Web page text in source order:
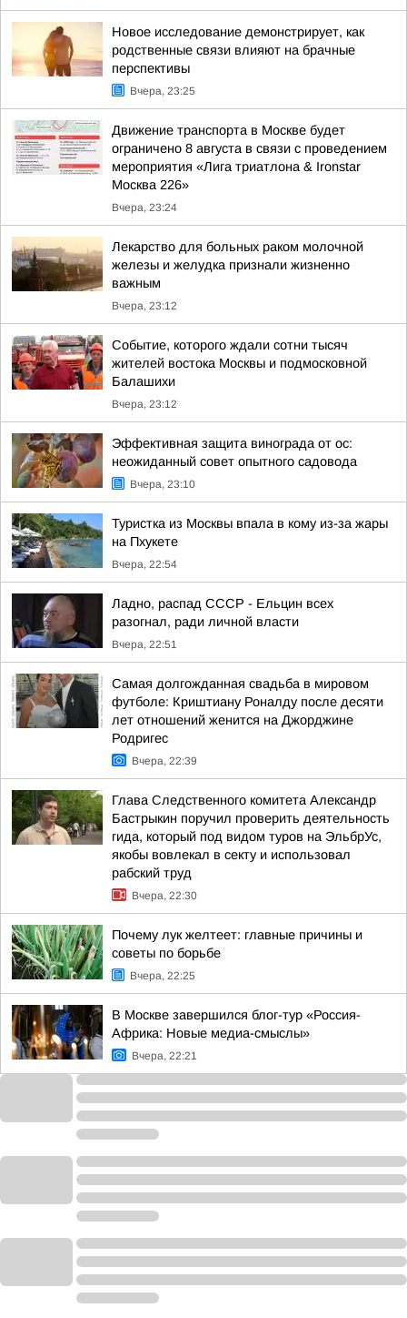
Новое исследование демонстрирует, как
родственные связи влияют на брачные
перспективы
Вчера, 23:25
Движение транспорта в Москве будет
ограничено 8 августа в связи с проведением
мероприятия «Лига триатлона & Ironstar
Москва 226»
Вчера, 23:24
Лекарство для больных раком молочной
железы и желудка признали жизненно
важным
Вчера, 23:12
Событие, которого ждали сотни тысяч
жителей востока Москвы и подмосковной
Балашихи
Вчера, 23:12
Эффективная защита винограда от ос:
неожиданный совет опытного садовода
Вчера, 23:10
Туристка из Москвы впала в кому из-за жары
на Пхукете
Вчера, 22:54
Ладно, распад СССР - Ельцин всех
разогнал, ради личной власти
Вчера, 22:51
Самая долгожданная свадьба в мировом
футболе: Криштиану Роналду после десяти
лет отношений женится на Джорджине
Родригес
Вчера, 22:39
Глава Следственного комитета Александр
Бастрыкин поручил проверить деятельность
гида, который под видом туров на ЭльбрУс,
якобы вовлекал в секту и использовал
рабский труд
Вчера, 22:30
Почему лук желтеет: главные причины и
советы по борьбе
Вчера, 22:25
В Москве завершился блог-тур «Россия-
Африка: Новые медиа-смыслы»
Вчера, 22:21